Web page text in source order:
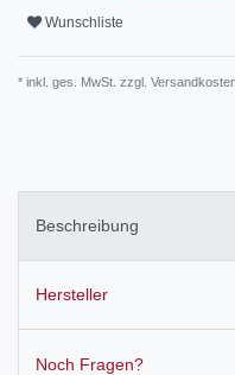
Wunschliste
* inkl. ges. MwSt. zzgl.
Beschreibung
Hersteller
Noch Fragen?